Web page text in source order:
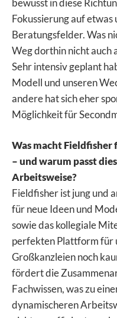
Fokussierung auf
Beratungsfelder. Was
Weg dorthin nicht auch
Sehr intensiv geplant
Modell und unseren
andere hat sich eher
Möglichkeit für
Was macht Fieldfisher
– und warum passt
Arbeitsweise?
Fieldfisher ist jung und
für neue Ideen und
sowie das kollegiale
perfekten Plattform für
Großkanzleien noch
fördert die
Fachwissen, was zu
dynamischeren